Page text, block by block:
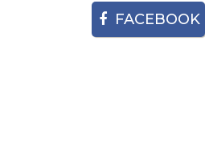
FACEBOOK